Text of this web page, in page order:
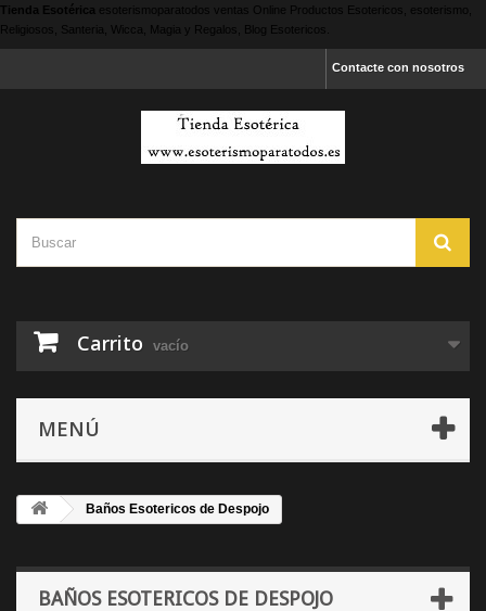
Tienda Esotérica esoterismoparatodos ventas Online Productos Esotericos, esoterismo,
Religiosos, Santeria, Wicca, Magia y Regalos, Blog Esotericos.
Contacte con nosotros
Carrito vacío
MENÚ
Baños Esotericos de Despojo
BAÑOS ESOTERICOS DE DESPOJO